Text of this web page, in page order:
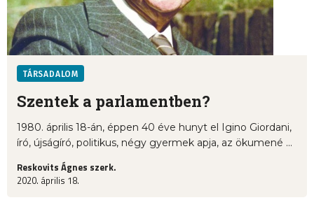
TÁRSADALOM
Szentek a parlamentben?
1980. április 18-án, éppen 40 éve hunyt el Igino Giordani,
író, újságíró, politikus, négy gyermek apja, az ökumené ...
Reskovits Ágnes szerk.
2020. április 18.